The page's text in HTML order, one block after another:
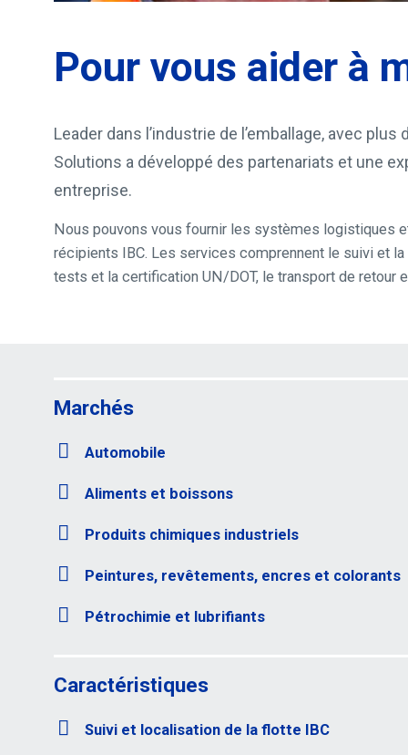
Pour vous aider à
Leader dans l’industrie de l’emballage, avec
Solutions a développé des partenariats et une
entreprise.
Nous pouvons vous fournir les systèmes logistiques
récipients IBC. Les services comprennent le suivi et
tests et la certification UN/DOT, le transport de retour
Marchés
Automobile
Aliments et boissons
Produits chimiques industriels
Peintures, revêtements, encres et colorants
Pétrochimie et lubrifiants
Caractéristiques
Suivi et localisation de la flotte IBC